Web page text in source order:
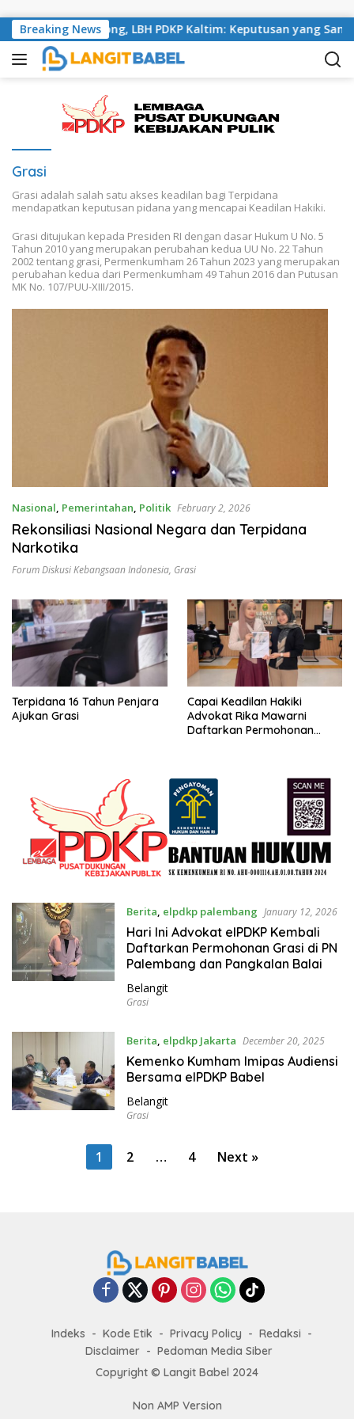
Breaking News
di Tenggarong, LBH PDKP Kaltim: Keputusan yang Sangat
Grasi
Grasi adalah salah satu akses keadilan bagi Terpidana
mendapatkan keputusan pidana yang mencapai Keadilan Hakiki.
Grasi ditujukan kepada Presiden RI dengan dasar Hukum U No. 5
Tahun 2010 yang merupakan perubahan kedua UU No. 22 Tahun
2002 tentang grasi, Permenkumham 26 Tahun 2023 yang merupakan
perubahan kedua dari Permenkumham 49 Tahun 2016 dan Putusan
MK No. 107/PUU-XIII/2015.
Nasional, Pemerintahan, Politik February 2, 2026
Rekonsiliasi Nasional Negara dan Terpidana
Narkotika
Forum Diskusi Kebangsaan Indonesia, Grasi
Terpidana 16 Tahun Penjara
Ajukan Grasi
Capai Keadilan Hakiki
Advokat Rika Mawarni
Daftarkan Permohonan
Berita, elpdkp palembang January 12, 2026
Hari Ini Advokat elPDKP Kembali
Daftarkan Permohonan Grasi di PN
Palembang dan Pangkalan Balai
Belangit
Grasi
Berita, elpdkp Jakarta December 20, 2025
Kemenko Kumham Imipas Audiensi
Bersama elPDKP Babel
Belangit
Grasi
1 2 … 4 Next »
Indeks Kode Etik Privacy Policy
Redaksi
Disclaimer
Pedoman Media Siber
Copyright © Langit Babel 2024
Non AMP Version